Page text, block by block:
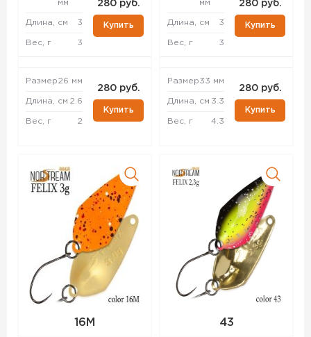
мм
Длина, см 3
Вес, г 3
280 руб.
Купить
Размер26 мм
Длина, см 2.6
Вес, г 2
280 руб.
Купить
мм
Длина, см 3
Вес, г 3
280 руб.
Купить
Размер33 мм
Длина, см 3.3
Вес, г 4.3
280 руб.
Купить
16M 43